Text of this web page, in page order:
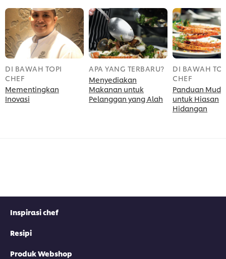
DI BAWAH TOPI
CHEF
Mementingkan
Inovasi
APA YANG TERBARU?
Menyediakan
Makanan untuk
Pelanggan yang Alah
DI BAWAH
CHEF
Panduan
untuk Hiasan
Hidangan
Inspirasi chef
Resipi
Produk Webshop